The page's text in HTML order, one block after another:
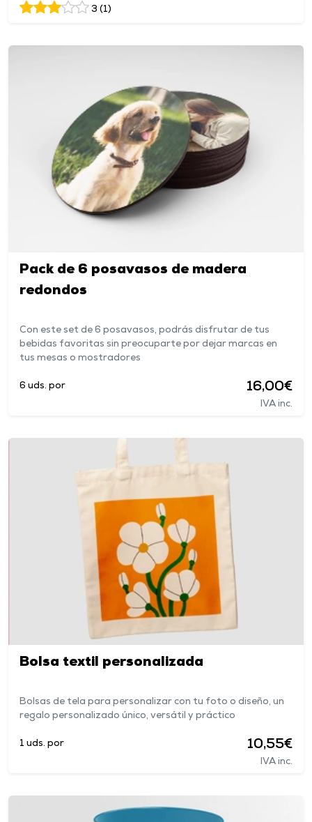
3 (1)
Pack de 6 posavasos de madera
redondos
Con este set de 6 posavasos, podrás disfrutar de tus
bebidas favoritas sin preocuparte por dejar marcas en
tus mesas o mostradores
6 uds. por 16,00€
IVA inc.
Bolsa textil personalizada
Bolsas de tela para personalizar con tu foto o diseño, un
regalo personalizado único, versátil y práctico
1 uds. por 10,55€
IVA inc.